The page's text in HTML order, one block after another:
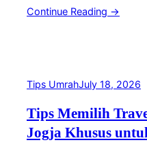
optimal. Atur Waktu Tidur
Continue Reading →
Tips UmrahJuly 18, 2026
Tips Memilih
Jogja Khusus